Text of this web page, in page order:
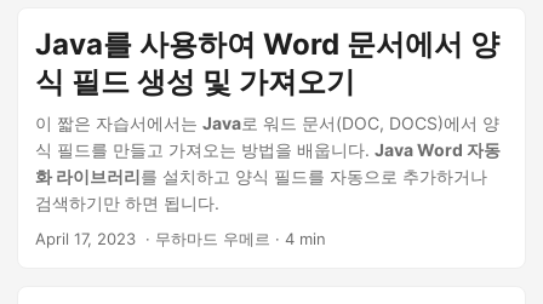
Java를 사용하여 Word 문서에서 양
식 필드 생성 및 가져오기
이 짧은 자습서에서는 Java로 워드 문서(DOC, DOCS)에서 양
식 필드를 만들고 가져오는 방법을 배웁니다. Java Word 자동
화 라이브러리를 설치하고 양식 필드를 자동으로 추가하거나
검색하기만 하면 됩니다.
April 17, 2023 ‎ · 무하마드 우메르 · 4 min